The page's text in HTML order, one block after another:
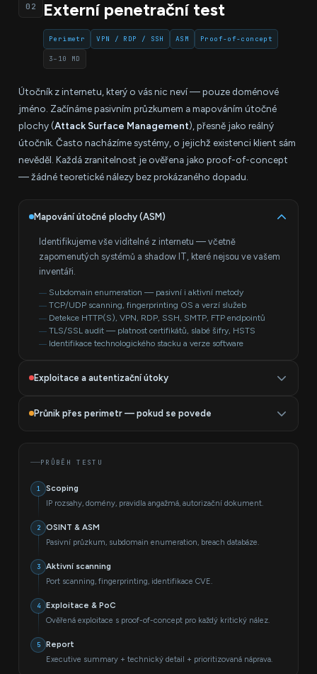
02 Externí penetrační test
Perimetr VPN / RDP / SSH ASM Proof-of-concept
3–10 MD
Útočník z internetu, který o vás nic neví — pouze doménové
jméno. Začínáme pasivním průzkumem a mapováním útočné
plochy (Attack Surface Management), přesně jako reálný
útočník. Často nacházíme systémy, o jejichž existenci klient sám
nevěděl. Každá zranitelnost je ověřena jako proof-of-concept
— žádné teoretické nálezy bez prokázaného dopadu.
Mapování útočné plochy (ASM)
Identifikujeme vše viditelné z internetu — včetně
zapomenutých systémů a shadow IT, které nejsou ve vašem
inventáři.
Subdomain enumeration — pasivní i aktivní metody
TCP/UDP scanning, fingerprinting OS a verzí služeb
Detekce HTTP(S), VPN, RDP, SSH, SMTP, FTP endpointů
TLS/SSL audit — platnost certifikátů, slabé šifry, HSTS
Identifikace technologického stacku a verze software
Exploitace a autentizační útoky
scanner výstup. Každý kritický nález má screenshot nebo
RCE, SQL Injection, SSRF, XXE, LFI/RFI exploitace
Chyby v konfiguraci webových serverů a middleware
CVE exploitace pro detekované verze software
Průnik přes perimetr — pokud se povede
odsouhlasení klientem zkusit i přímý průnik a ověřit reálný
dopad.
Eskalace na root/admin po úspěšné kompromitaci
Přístup k interním databázím a souborovým serverům
Simulace exfiltrace dat (v dohodnutém rozsahu)
PRŮBĚH TESTU
1 Scoping
IP rozsahy, domény, pravidla angažmá, autorizační dokument.
2 OSINT & ASM
Pasivní průzkum, subdomain enumeration, breach databáze.
3 Aktivní scanning
Port scanning, fingerprinting, identifikace CVE.
4 Exploitace & PoC
Ověřená exploitace s proof-of-concept pro každý kritický nález.
5 Report
Executive summary + technický detail + prioritizovaná náprava.